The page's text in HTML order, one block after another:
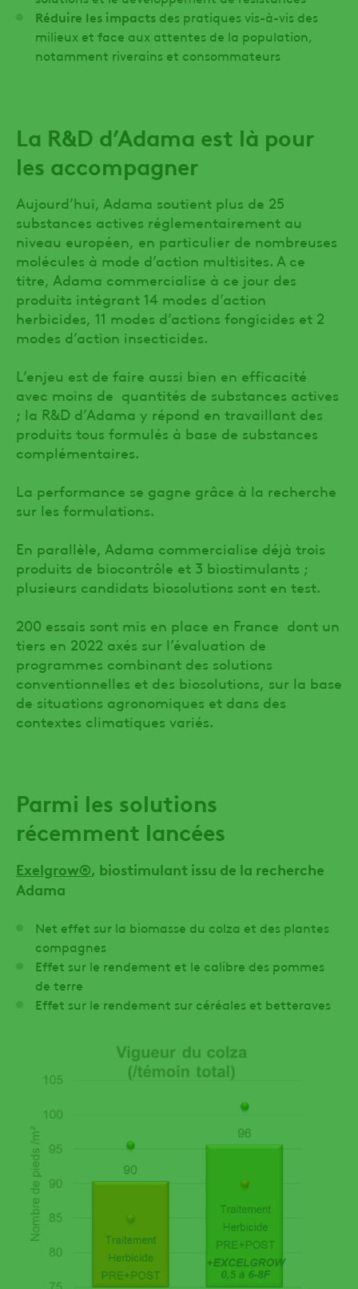
Réduire les impacts des pratiques vis-à-vis des
milieux et face aux attentes de la population,
notamment riverains et consommateurs
La R&D d’Adama est là pour
les accompagner
Aujourd’hui, Adama soutient plus de 25
substances actives réglementairement au
niveau européen, en particulier de nombreuses
molécules à mode d’action multisites. A ce
titre, Adama commercialise à ce jour des
produits intégrant 14 modes d’action
herbicides, 11 modes d’actions fongicides et 2
modes d’action insecticides.
L’enjeu est de faire aussi bien en efficacité
avec moins de quantités de substances actives
; la R&D d’Adama y répond en travaillant des
produits tous formulés à base de substances
complémentaires.
La performance se gagne grâce à la recherche
sur les formulations.
En parallèle, Adama commercialise déjà trois
produits de biocontrôle et 3 biostimulants ;
plusieurs candidats biosolutions sont en test.
200 essais sont mis en place en France dont un
tiers en 2022 axés sur l’évaluation de
programmes combinant des solutions
conventionnelles et des biosolutions, sur la base
de situations agronomiques et dans des
contextes climatiques variés.
Parmi les solutions
récemment lancées
Exelgrow®, biostimulant issu de la recherche
Adama
Net effet sur la biomasse du colza et des plantes
compagnes
Effet sur le rendement et le calibre des pommes
de terre
Effet sur le rendement sur céréales et betteraves